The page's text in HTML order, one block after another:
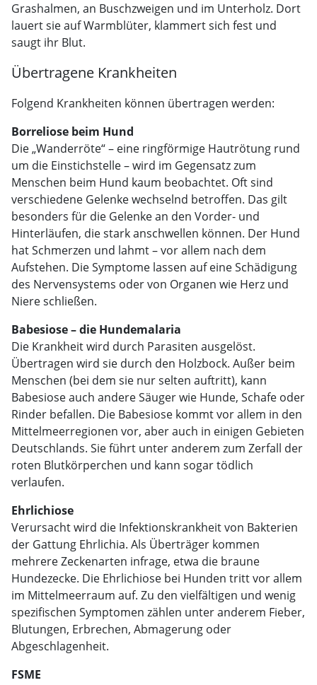
Grashalmen, an Buschzweigen und im Unterholz. Dort
lauert sie auf Warmblüter, klammert sich fest und
saugt ihr Blut.
Übertragene Krankheiten
Folgend Krankheiten können übertragen werden:
Borreliose beim Hund
Die „Wanderröte“ – eine ringförmige Hautrötung rund
um die Einstichstelle – wird im Gegensatz zum
Menschen beim Hund kaum beobachtet. Oft sind
verschiedene Gelenke wechselnd betroffen. Das gilt
besonders für die Gelenke an den Vorder- und
Hinterläufen, die stark anschwellen können. Der Hund
hat Schmerzen und lahmt – vor allem nach dem
Aufstehen. Die Symptome lassen auf eine Schädigung
des Nervensystems oder von Organen wie Herz und
Niere schließen.
Babesiose – die Hundemalaria
Die Krankheit wird durch Parasiten ausgelöst.
Übertragen wird sie durch den Holzbock. Außer beim
Menschen (bei dem sie nur selten auftritt), kann
Babesiose auch andere Säuger wie Hunde, Schafe oder
Rinder befallen. Die Babesiose kommt vor allem in den
Mittelmeerregionen vor, aber auch in einigen Gebieten
Deutschlands. Sie führt unter anderem zum Zerfall der
roten Blutkörperchen und kann sogar tödlich
verlaufen.
Ehrlichiose
Verursacht wird die Infektionskrankheit von Bakterien
der Gattung Ehrlichia. Als Überträger kommen
mehrere Zeckenarten infrage, etwa die braune
Hundezecke. Die Ehrlichiose bei Hunden tritt vor allem
im Mittelmeerraum auf. Zu den vielfältigen und wenig
spezifischen Symptomen zählen unter anderem Fieber,
Blutungen, Erbrechen, Abmagerung oder
Abgeschlagenheit.
FSME